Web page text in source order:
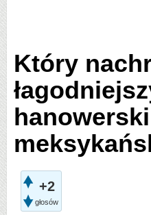
Który
+2
głosów